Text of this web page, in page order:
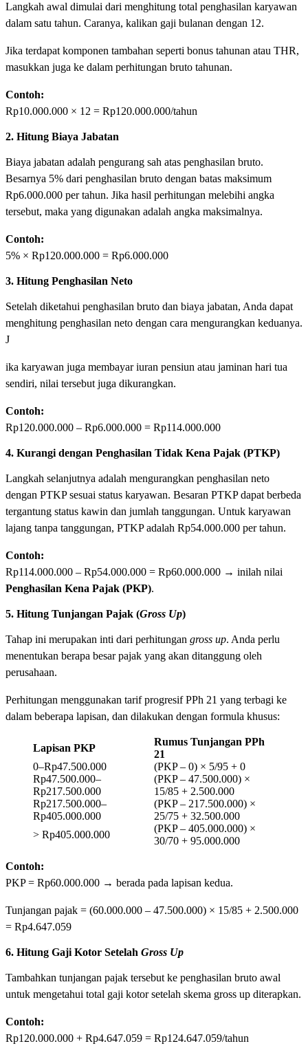
Langkah awal dimulai dari menghitung total penghasilan karyawan
dalam satu tahun. Caranya, kalikan gaji bulanan dengan 12.
Jika terdapat komponen tambahan seperti bonus tahunan atau THR,
masukkan juga ke dalam perhitungan bruto tahunan.
Contoh:
Rp10.000.000 × 12 = Rp120.000.000/tahun
2. Hitung Biaya Jabatan
Biaya jabatan adalah pengurang sah atas penghasilan bruto.
Besarnya 5% dari penghasilan bruto dengan batas maksimum
Rp6.000.000 per tahun. Jika hasil perhitungan melebihi angka
tersebut, maka yang digunakan adalah angka maksimalnya.
Contoh:
5% × Rp120.000.000 = Rp6.000.000
3. Hitung Penghasilan Neto
Setelah diketahui penghasilan bruto dan biaya jabatan, Anda dapat
menghitung penghasilan neto dengan cara mengurangkan keduanya.
J
ika karyawan juga membayar iuran pensiun atau jaminan hari tua
sendiri, nilai tersebut juga dikurangkan.
Contoh:
Rp120.000.000 – Rp6.000.000 = Rp114.000.000
4. Kurangi dengan Penghasilan Tidak Kena Pajak (PTKP)
Langkah selanjutnya adalah mengurangkan penghasilan neto
dengan PTKP sesuai status karyawan. Besaran PTKP dapat berbeda
tergantung status kawin dan jumlah tanggungan. Untuk karyawan
lajang tanpa tanggungan, PTKP adalah Rp54.000.000 per tahun.
Contoh:
Rp114.000.000 – Rp54.000.000 = Rp60.000.000 → inilah nilai
Penghasilan Kena Pajak (PKP).
5. Hitung Tunjangan Pajak (Gross Up)
Tahap ini merupakan inti dari perhitungan gross up. Anda perlu
menentukan berapa besar pajak yang akan ditanggung oleh
perusahaan.
Perhitungan menggunakan tarif progresif PPh 21 yang terbagi ke
dalam beberapa lapisan, dan dilakukan dengan formula khusus:
Lapisan PKP
Rumus Tunjangan PPh
21
0–Rp47.500.000
(PKP – 0) × 5/95 + 0
Rp47.500.000–
Rp217.500.000
(PKP – 47.500.000) ×
15/85 + 2.500.000
Rp217.500.000–
Rp405.000.000
(PKP – 217.500.000) ×
25/75 + 32.500.000
> Rp405.000.000
(PKP – 405.000.000) ×
30/70 + 95.000.000
Contoh:
PKP = Rp60.000.000 → berada pada lapisan kedua.
Tunjangan pajak = (60.000.000 – 47.500.000) × 15/85 + 2.500.000
= Rp4.647.059
6. Hitung Gaji Kotor Setelah Gross Up
Tambahkan tunjangan pajak tersebut ke penghasilan bruto awal
untuk mengetahui total gaji kotor setelah skema gross up diterapkan.
Contoh:
Rp120.000.000 + Rp4.647.059 = Rp124.647.059/tahun